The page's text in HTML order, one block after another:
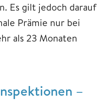
Es gilt jedoch darauf
Prämie nur bei
als 23 Monaten
–